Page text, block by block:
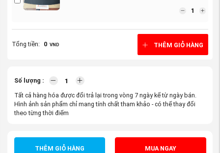
Tổng tiền: 0 VND THÊM GIỎ HÀNG
Số lượng :
Tất cả hàng hóa được đổi trả lại trong vòng 7 ngày kể từ ngày bán.
Hình ảnh sản phẩm chỉ mang tính chất tham khảo - có thể thay đổi
theo từng thời điểm
THÊM GIỎ HÀNG MUA NGAY